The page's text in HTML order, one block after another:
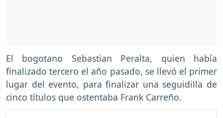
El bogotano Sebastian Peralta, quien había
finalizado tercero el año pasado, se llevó el primer
lugar del evento, para finalizar una seguidilla de
cinco títulos que ostentaba Frank Carreño.